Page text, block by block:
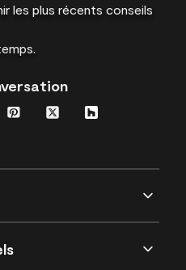
les plus récents conseils